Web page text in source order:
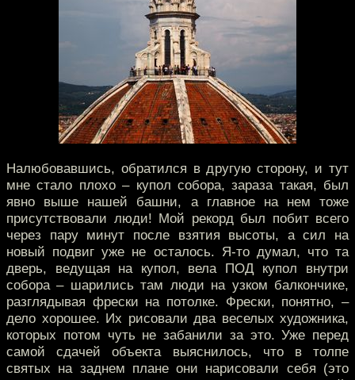
Налюбовавшись, обратился в другую сторону, и тут
мне стало плохо – купол собора, зараза такая, был
явно выше нашей башни, а главное на нем тоже
присутствовали люди! Мой рекорд был побит всего
через пару минут после взятия высоты, а сил на
новый подвиг уже не осталось. Я-то думал, что та
дверь, ведущая на купол, вела ПОД купол внутри
собора – шарились там люди на узком балкончике,
разглядывая фрески на потолке. Фрески, понятно, –
дело хорошее. Их рисовали два веселых художника,
которых потом чуть не забанили за это. Уже перед
самой сдачей объекта выяснилось, что в толпе
святых на заднем плане они нарисовали себя (это